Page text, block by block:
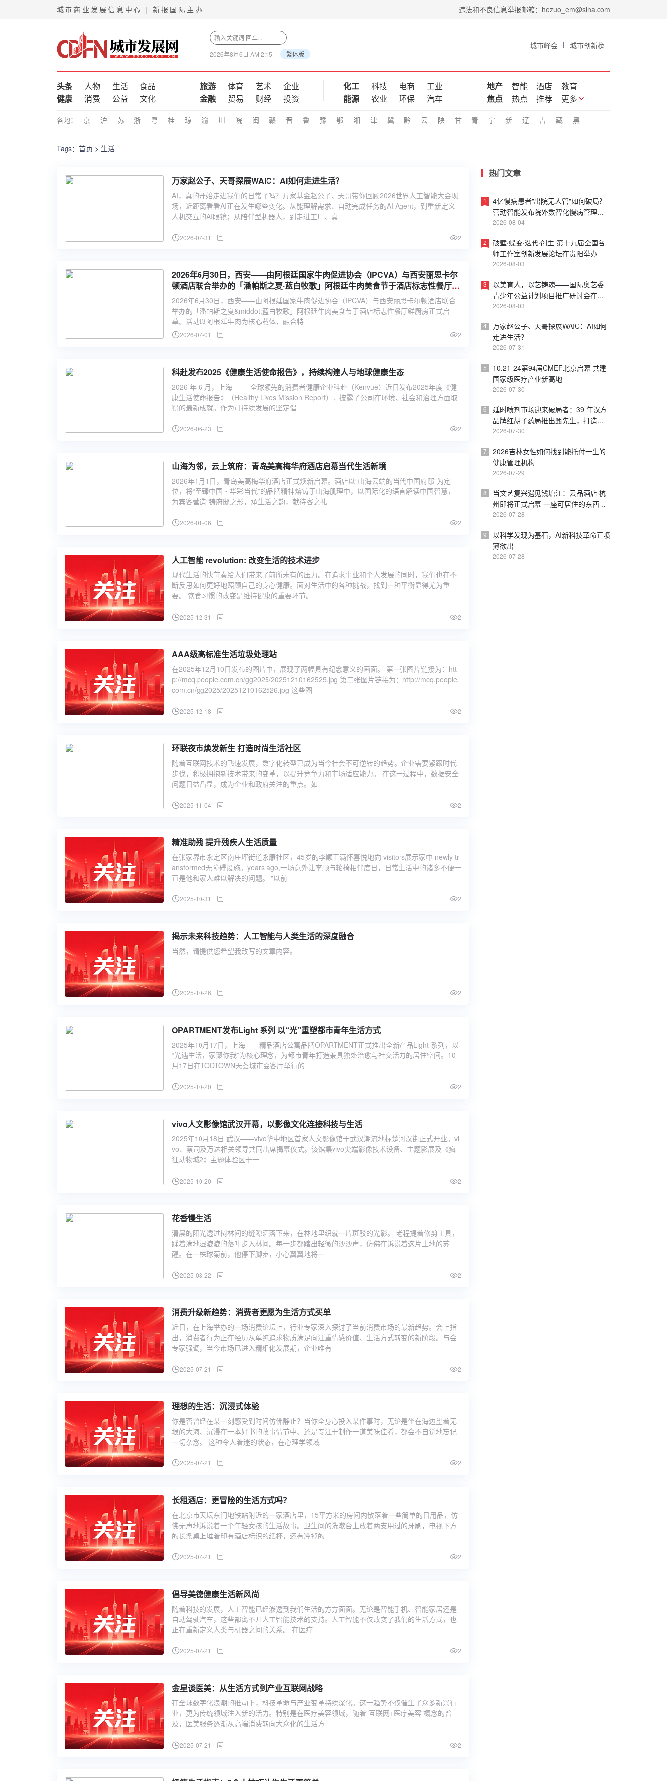
城市商业发展信息中心 | 新报国际主办 违法和不良信息举报邮箱：hezuo_em@sina.com
2026年8月6日 AM 2:15 繁体版
城市峰会 城市创新榜
头条 人物 生活
食品
健康
消费 公益 文化
旅游 体育 艺术
企业
金融
贸易 财经 投资
化工 科技 电商
工业
能源
农业 环保 汽车
地产 智能 酒店
教育
焦点
热点 推荐 更多
各地： 京 沪 苏 浙 粤 桂 琼 渝 川 皖 闽 赣 晋 鲁 豫 鄂 湘 津 冀 黔 云 陕 甘 青 宁 新 辽 吉 藏 黑
Tags： 首页 > 生活
万家赵公子、天哥探展WAIC：AI如何走进生活？
AI，真的开始走进我们的日常了吗？万家基金赵公子、天哥带你回顾2026世界人工智能大会现
场，近距离看看AI正在发生哪些变化。从能理解需求、自动完成任务的AI Agent，到重新定义
人机交互的AI眼镜；从陪伴型机器人，到走进工厂、真
2026-07-31 2
2026年6月30日，西安——由阿根廷国家牛肉促进协会（IPCVA）与西安丽思卡尔
顿酒店联合举办的「潘帕斯之夏·蓝白牧歌」阿根廷牛肉美食节于酒店标志性餐厅鲜
厨房正式启幕。活动以阿根廷牛肉为核心载体，融
2026年6月30日，西安——由阿根廷国家牛肉促进协会（IPCVA）与西安丽思卡尔顿酒店联合
举办的「潘帕斯之夏&middot;蓝白牧歌」阿根廷牛肉美食节于酒店标志性餐厅鲜厨房正式启
幕。活动以阿根廷牛肉为核心载体，融合特
2026-07-01 2
科赴发布2025《健康生活使命报告》，持续构建人与地球健康生态
2026 年 6 月，上海 —— 全球领先的消费者健康企业科赴（Kenvue）近日发布2025年度《健
康生活使命报告》（Healthy Lives Mission Report），披露了公司在环境、社会和治理方面取
得的最新成就。作为可持续发展的坚定倡
2026-06-23 2
山海为邻，云上筑府：青岛美高梅华府酒店启幕当代生活新境
2026年1月1日，青岛美高梅华府酒店正式焕新启幕。酒店以“山海云端的当代中国府邸”为定
位，将“至臻中国・华彩当代”的品牌精神熔铸于山海肌理中，以国际化的语言解读中国智慧，
为宾客营造“铸府邸之形，承生活之韵，献待客之礼
2026-01-06 2
人工智能 revolution: 改变生活的技术进步
现代生活的快节奏给人们带来了前所未有的压力。在追求事业和个人发展的同时，我们也在不
断反思如何更好地照顾自己的身心健康。面对生活中的各种挑战，找到一种平衡显得尤为重
要。 饮食习惯的改变是维持健康的重要环节。
2025-12-31 2
AAA级高标准生活垃圾处理站
在2025年12月10日发布的图片中，展现了两幅具有纪念意义的画面。 第一张图片链接为：htt
p://mcq.people.com.cn/gg2025/20251210162525.jpg 第二张图片链接为：http://mcq.people.
com.cn/gg2025/20251210162526.jpg 这些图
2025-12-18 2
环联夜市焕发新生 打造时尚生活社区
随着互联网技术的飞速发展，数字化转型已成为当今社会不可逆转的趋势。企业需要紧跟时代
步伐，积极拥抱新技术带来的变革，以提升竞争力和市场适应能力。 在这一过程中，数据安全
问题日益凸显，成为企业和政府关注的重点。如
2025-11-04 2
精准助残 提升残疾人生活质量
在张家界市永定区南庄坪街道永康社区，45岁的李顺正满怀喜悦地向 visitors展示家中 newly tr
ansformed无障碍设施。years ago,一场意外让李顺与轮椅相伴度日，日常生活中的诸多不便一
直是他和家人难以解决的问题。 "以前
2025-10-31 2
揭示未来科技趋势：人工智能与人类生活的深度融合
当然，请提供您希望我改写的文章内容。
2025-10-26 2
OPARTMENT发布Light 系列 以“光”重塑都市青年生活方式
2025年10月17日，上海——精品酒店公寓品牌OPARTMENT正式推出全新产品Light 系列，以
“光遇生活，家聚你我”为核心理念，为都市青年打造兼具独处治愈与社交活力的居住空间。10
月17日在TODTOWN天荟城市会客厅举行的
2025-10-20 2
vivo人文影像馆武汉开幕，以影像文化连接科技与生活
2025年10月18日 武汉——vivo华中地区首家人文影像馆于武汉潮流地标楚河汉街正式开业。vi
vo、蔡司及万达相关领导共同出席揭幕仪式。该馆集vivo尖端影像技术设备、主题影展及《疯
狂动物城2》主题体验区于一
2025-10-20 2
花香慢生活
清晨的阳光透过树林间的缝隙洒落下来，在林地里织就一片斑驳的光影。 老程提着修剪工具，
踩着满地湿漉漉的落叶步入林间。每一步都踏出轻微的沙沙声，仿佛在诉说着这片土地的苏
醒。在一株球菊前，他停下脚步，小心翼翼地将一
2025-08-22 2
消费升级新趋势：消费者更愿为生活方式买单
近日，在上海举办的一场消费论坛上，行业专家深入探讨了当前消费市场的最新趋势。会上指
出，消费者行为正在经历从单纯追求物质满足向注重情感价值、生活方式转变的新阶段。与会
专家强调，当今市场已进入精细化发展期，企业唯有
2025-07-21 2
理想的生活：沉浸式体验
你是否曾经在某一刻感受到时间仿佛静止？当你全身心投入某件事时，无论是坐在海边望着无
垠的大海、沉浸在一本好书的故事情节中、还是专注于制作一道美味佳肴，都会不自觉地忘记
一切杂念。 这种令人着迷的状态，在心理学领域
2025-07-21 2
长租酒店：更冒险的生活方式吗？
在北京市天坛东门地铁站附近的一家酒店里，15平方米的房间内散落着一些简单的日用品，仿
佛无声地诉说着一个年轻女孩的生活故事。卫生间的洗漱台上放着两支用过的牙刷，电视下方
的长条桌上堆着印有酒店标识的纸杯，还有冷掉的
2025-07-21 2
倡导美德健康生活新风尚
随着科技的发展，人工智能已经渗透到我们生活的方方面面。无论是智能手机、智能家居还是
自动驾驶汽车，这些都离不开人工智能技术的支持。人工智能不仅改变了我们的生活方式，也
正在重新定义人类与机器之间的关系。 在医疗
2025-07-21 2
金星谈医美：从生活方式到产业互联网战略
在全球数字化浪潮的推动下，科技革命与产业变革持续深化。这一趋势不仅催生了众多新兴行
业，更为传统领域注入新的活力。特别是在医疗美容领域，随着"互联网+医疗美容"概念的普
及，医美服务逐渐从高端消费转向大众化的生活方
2025-07-21 2
热门文章
4亿慢病患者"出院无人管"如何破局？
营动智能发布院外数智化慢病管理白
皮书
2026-08-04
1
破壁·蝶变·迭代·创生 第十九届全国名
师工作室创新发展论坛在贵阳举办
2026-08-03
2
以美育人，以艺铸魂——国际奥艺委
青少年公益计划项目推广研讨会在上
海戏剧学院成功举办
2026-08-03
3
万家赵公子、天哥探展WAIC：AI如何
走进生活？
2026-07-31
4
10.21-24第94届CMEF北京启幕 共建
国家级医疗产业新高地
2026-07-30
5
延时喷剂市场迎来破局者：39 年汉方
品牌红胡子药局推出甄先生，打造内
调外养新方案
2026-07-30
6
2026吉林女性如何找到能托付一生的
健康管理机构
2026-07-29
7
当文艺复兴遇见钱塘江：云品酒店·杭
州即将正式启幕 一座可居住的东西方
美学桥梁
2026-07-28
8
以科学发现为基石，AI新科技革命正喷
薄欲出
2026-07-28
9